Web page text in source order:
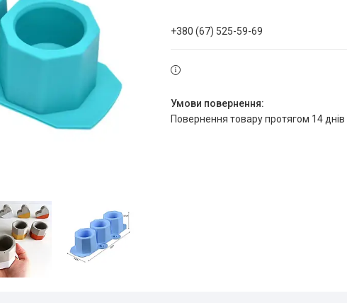
+380 (67) 525-59-69
повернення товару протягом 14 днів